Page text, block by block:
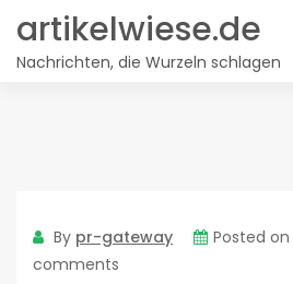
content
artikelwiese.de
Nachrichten, die Wurzeln schlagen
By pr-gateway Posted on
comments